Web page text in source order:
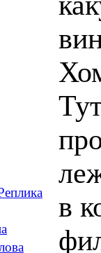
в